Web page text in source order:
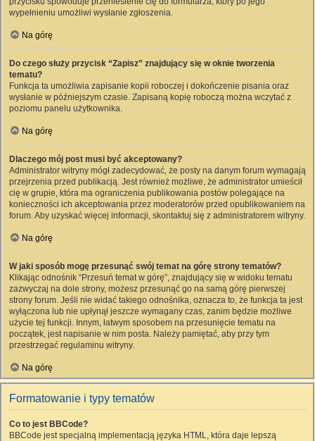
wypełnieniu umożliwi wysłanie zgłoszenia.
Na górę
Do czego służy przycisk “Zapisz” znajdujący się w oknie tworzenia
tematu?
Funkcja ta umożliwia zapisanie kopii roboczej i dokończenie pisania oraz
wysłanie w późniejszym czasie. Zapisaną kopię roboczą można wczytać z
poziomu panelu użytkownika.
Na górę
Dlaczego mój post musi być akceptowany?
Administrator witryny mógł zadecydować, że posty na danym forum wymagają
przejrzenia przed publikacją. Jest również możliwe, że administrator umieścił
cię w grupie, która ma ograniczenia publikowania postów polegające na
konieczności ich akceptowania przez moderatorów przed opublikowaniem na
forum. Aby uzyskać więcej informacji, skontaktuj się z administratorem witryny.
Na górę
W jaki sposób mogę przesunąć swój temat na górę strony tematów?
Klikając odnośnik “Przesuń temat w górę”, znajdujący się w widoku tematu
zazwyczaj na dole strony, możesz przesunąć go na samą górę pierwszej
strony forum. Jeśli nie widać takiego odnośnika, oznacza to, że funkcja ta jest
wyłączona lub nie upłynął jeszcze wymagany czas, zanim będzie możliwe
użycie tej funkcji. Innym, łatwym sposobem na przesunięcie tematu na
początek, jest napisanie w nim posta. Należy pamiętać, aby przy tym
przestrzegać regulaminu witryny.
Na górę
Formatowanie i typy tematów
Co to jest BBCode?
BBCode jest specjalną implementacją języka HTML, która daje lepszą